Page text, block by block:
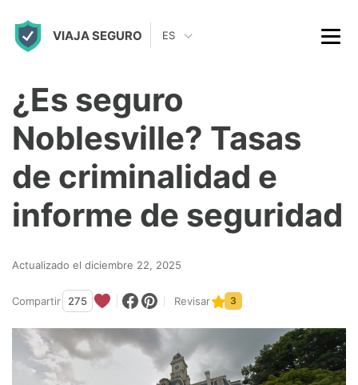
VIAJA SEGURO ES
¿Es seguro
Noblesville? Tasas
de criminalidad e
informe de seguridad
Actualizado el diciembre 22, 2025
Compartir 275 Revisar 3